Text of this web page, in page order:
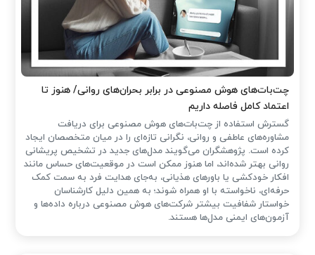
چت‌بات‌های هوش مصنوعی در برابر بحران‌های روانی/ هنوز تا
اعتماد کامل فاصله داریم
گسترش استفاده از چت‌بات‌های هوش مصنوعی برای دریافت
مشاوره‌های عاطفی و روانی، نگرانی تازه‌ای را در میان متخصصان ایجاد
کرده است. پژوهشگران می‌گویند مدل‌های جدید در تشخیص پریشانی
روانی بهتر شده‌اند، اما هنوز ممکن است در موقعیت‌های حساس مانند
افکار خودکشی یا باورهای هذیانی، به‌جای هدایت فرد به سمت کمک
حرفه‌ای، ناخواسته با او همراه شوند؛ به همین دلیل کارشناسان
خواستار شفافیت بیشتر شرکت‌های هوش مصنوعی درباره داده‌ها و
آزمون‌های ایمنی مدل‌ها هستند.